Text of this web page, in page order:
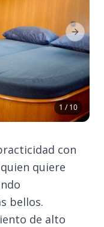
1 / 10
Next
con
quiere
bellos.
de alto